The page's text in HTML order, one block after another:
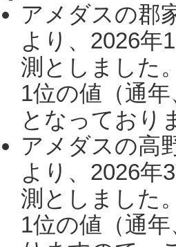
アメダスの郡
より、2026年
測としました
1位の値（通
となっており
アメダスの高
より、2026年
測としました
1位の値（通